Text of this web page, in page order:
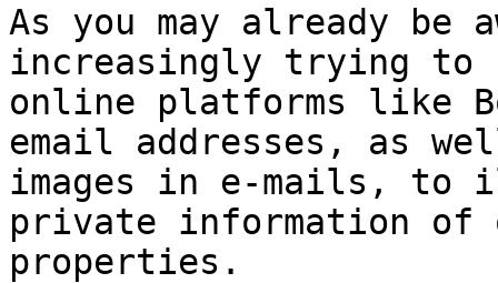
As you may already be
increasingly trying to
online platforms like
email addresses, as
images in e-mails, to
private information of
properties.